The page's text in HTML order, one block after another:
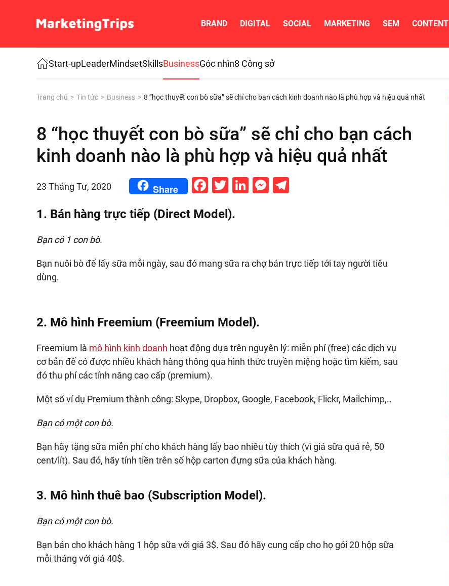
Skip to main content
BRAND DIGITAL SOCIAL MARKETING SEM CONTENT
Start-upLeaderMindsetSkillsBusinessGóc nhìn8 Công sở
Trang chủ Tin tức Business 8 “học thuyết con bò sữa” sẽ chỉ cho bạn cách kinh doanh nào là phù hợp và hiệu quả nhất
8 “học thuyết con bò sữa” sẽ chỉ cho bạn cách
kinh doanh nào là phù hợp và hiệu quả nhất
23 Tháng Tư, 2020 Share Facebook
Twitter
LinkedIn
Messenger
Telegram
1. Bán hàng trực tiếp (Direct Model).
Bạn có 1 con bò.
Bạn nuôi bò để lấy sữa mỗi ngày, sau đó mang sữa ra chợ bán trực tiếp tới tay người tiêu
dùng.
2. Mô hình Freemium (Freemium Model).
Freemium là mô hình kinh doanh hoạt động dựa trên nguyên lý: miễn phí (free) các dịch vụ
cơ bản để có được nhiều khách hàng thông qua hình thức truyền miệng hoặc tìm kiếm, sau
đó thu phí các tính năng cao cấp (premium).
Một số ví dụ Premium thành công: Skype, Dropbox, Google, Facebook, Flickr, Mailchimp,..
Bạn có một con bò.
Bạn hãy tặng sữa miễn phí cho khách hàng lấy bao nhiêu tùy thích (vì giá sữa quá rẻ, 50
cent/lít). Sau đó, hãy tính tiền trên số hộp carton đựng sữa của khách hàng.
3. Mô hình thuê bao (Subscription Model).
Bạn có một con bò.
Bạn bán cho khách hàng 1 hộp sữa với giá 3$. Sau đó hãy cung cấp cho họ gói 20 hộp sữa
mỗi tháng với giá 40$.